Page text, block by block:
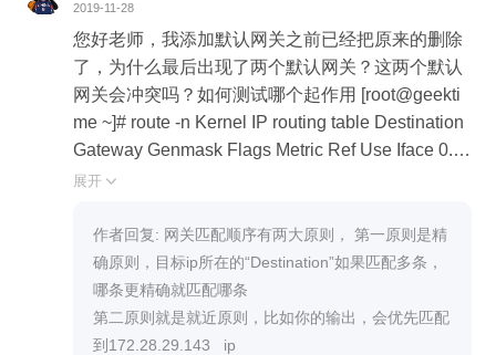
2019-11-28
您好老师，我添加默认网关之前已经把原来的删除
了，为什么最后出现了两个默认网关？这两个默认
网关会冲突吗？如何测试哪个起作用 [root@geekti
me ~]# route -n Kernel IP routing table Destination
Gateway Genmask Flags Metric Ref Use Iface 0.0.
0.0 172.28.29.145 0.0.0.0 UG 100 0 0 eth0 172.28.
0.0.0.0 255.255.255.0 U 0 0 0 eth0 172.28.29.0 0.
0.0.0 255.255.255.0 U 100 0 0 eth0 [root@geektim
e ~]# route del default gw 172.28.29.145 [root@ge
ektime ~]# route -n Kernel IP routing table Destinati
on Gateway Genmask Flags Metric Ref Use Iface
展开 
作者回复: 网关匹配顺序有两大原则， 第一原则是精
确原则，目标ip所在的“Destination”如果匹配多条，
哪条更精确就匹配哪条
第二原则就是就近原则，比如你的输出，会优先匹配
到172.28.29.143   ip